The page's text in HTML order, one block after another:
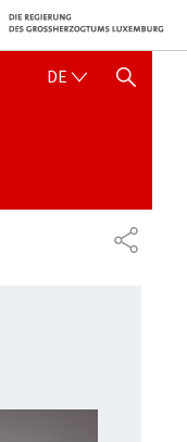
DE DEUTSCH
SUCHFLED ANZEIGEN /
TEILEN